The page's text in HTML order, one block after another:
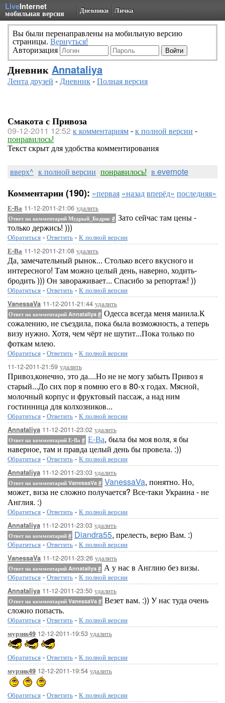
LiveInternet
мобильная версия Дневники Личка
Вы были перенаправлены на мобильную версию
страницы. Вернуться!
Авторизация
Дневник Annataliya
Лента друзей -Дневник-Полная версия
Смакота с Привоза
09-12-2011 12:52 к комментариям-к полной версии -
понравилось!
Текст скрыт для удобства комментирования
вверх^ к полной версии понравилось! в evernote
Комментарии (190): «первая «назадвперёд» последняя»
Е-Ва 11-12-2011-21:06 удалить
Ответ на комментарий Мудрый_Бодрис # Зато сейчас там цены -
только держись! )))
Обратиться - Ответить - К полной версии
Е-Ва 11-12-2011-21:08 удалить
Да, замечательный рынок... Столько всего вкусного и
интересного! Там можно целый день, наверно, ходить-
бродить ))) Он завораживает... Спасибо за репортаж! ))
Обратиться - Ответить - К полной версии
VanessaVa 11-12-2011-21:44 удалить
Ответ на комментарий Annataliya # Одесса всегда меня манила.К
сожалению, не съездила, пока была возможность, а теперь
визу нужно. Хотя, чем чёрт не шутит...Пока только по
фоткам млею.
Обратиться - Ответить - К полной версии
11-12-2011-21:59 удалить
Привоз,конечно, это да....Но не не могу забыть Привоз я
старый...До сих пор я помню его в 80-х годах. Мясной,
молочный корпус и фруктовый пассаж, а над ним
гостинница для колхозников...
Обратиться - Ответить - К полной версии
Annataliya 11-12-2011-23:02 удалить
Ответ на комментарий Е-Ва # Е-Ва, была бы моя воля, я бы
наверное, там и правда целый день бы провела. :))
Обратиться - Ответить - К полной версии
Annataliya 11-12-2011-23:03 удалить
Ответ на комментарий VanessaVa # VanessaVa, понятно. Но,
может, виза не сложно получается? Все-таки Украина - не
Англия. :)
Обратиться - Ответить - К полной версии
Annataliya 11-12-2011-23:03 удалить
Ответ на комментарий # Diandra55, прелесть, верю Вам. :)
Обратиться - Ответить - К полной версии
VanessaVa 11-12-2011-23:26 удалить
Ответ на комментарий Annataliya # А у нас в Англию без визы.
Обратиться - Ответить - К полной версии
Annataliya 11-12-2011-23:50 удалить
Ответ на комментарий VanessaVa # Везет вам. :)) У нас туда очень
сложно попасть.
Обратиться - Ответить - К полной версии
мурзик49 12-12-2011-19:53 удалить
Обратиться - Ответить - К полной версии
мурзик49 12-12-2011-19:54 удалить
Обратиться - Ответить - К полной версии